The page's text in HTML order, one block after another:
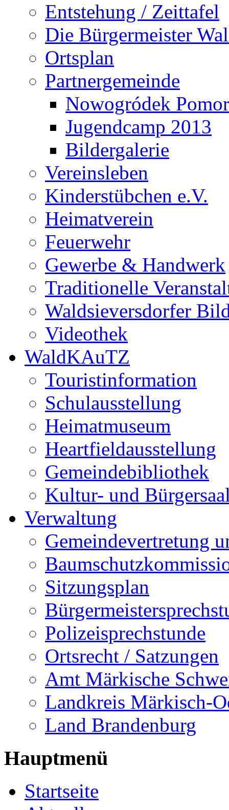
Entstehung / Zeittafel
Die Bürgermeister
Ortsplan
Partnergemeinde
Nowogródek
Jugendcamp 2013
Bildergalerie
Vereinsleben
Kinderstübchen e.V.
Heimatverein
Feuerwehr
Gewerbe & Handwerk
Traditionelle
Waldsieversdorfer
Videothek
WaldKAuTZ
Touristinformation
Schulausstellung
Heimatmuseum
Heartfieldausstellung
Gemeindebibliothek
Kultur- und
Verwaltung
Gemeindevertretung
Sitzungsplan
Polizeisprechstunde
Ortsrecht / Satzungen
Amt Märkische
Landkreis Märkisch-
Land Brandenburg
Hauptmenü
Startseite